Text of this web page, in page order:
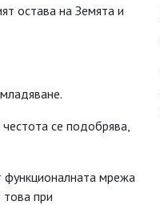
остава на Земята и
се подобрява,
функционалната мрежа
при